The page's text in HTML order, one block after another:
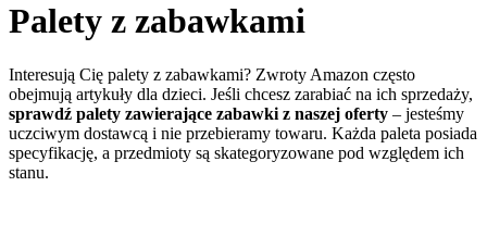
Palety z zabawkami
Interesują Cię palety z zabawkami? Zwroty Amazon często
obejmują artykuły dla dzieci. Jeśli chcesz zarabiać na ich sprzedaży,
sprawdź palety zawierające zabawki z naszej oferty – jesteśmy
uczciwym dostawcą i nie przebieramy towaru. Każda paleta posiada
specyfikację, a przedmioty są skategoryzowane pod względem ich
stanu.